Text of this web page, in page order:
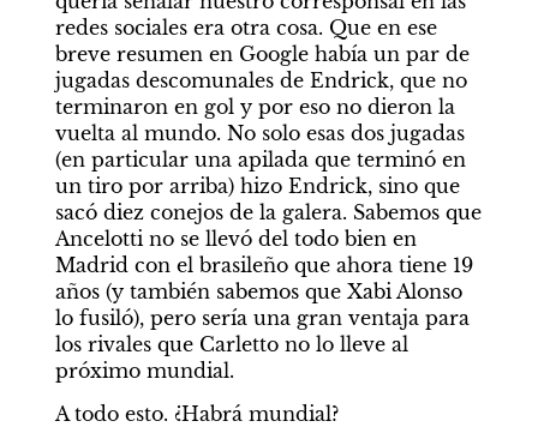
redes sociales era otra cosa. Que en ese
breve resumen en Google había un par de
jugadas descomunales de Endrick, que no
terminaron en gol y por eso no dieron la
vuelta al mundo. No solo esas dos jugadas
(en particular una apilada que terminó en
un tiro por arriba) hizo Endrick, sino que
sacó diez conejos de la galera. Sabemos que
Ancelotti no se llevó del todo bien en
Madrid con el brasileño que ahora tiene 19
años (y también sabemos que Xabi Alonso
lo fusiló), pero sería una gran ventaja para
los rivales que Carletto no lo lleve al
próximo mundial.
A todo esto. ¿Habrá mundial?